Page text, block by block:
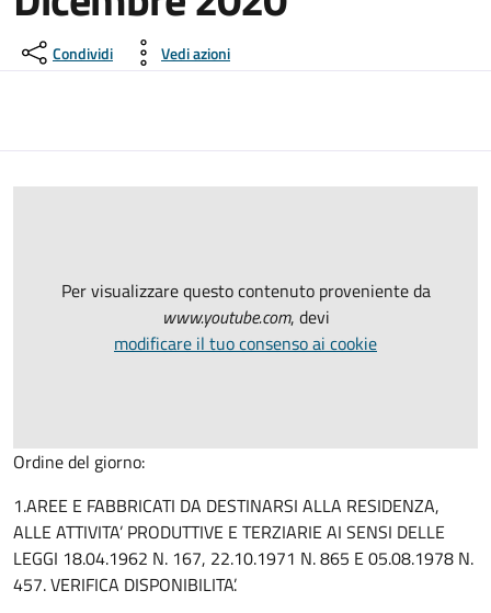
Condividi Vedi azioni
Per visualizzare questo contenuto proveniente da
www.youtube.com, devi
modificare il tuo consenso ai cookie
Ordine del giorno:
1.AREE E FABBRICATI DA DESTINARSI ALLA RESIDENZA,
ALLE ATTIVITA’ PRODUTTIVE E TERZIARIE AI SENSI DELLE
LEGGI 18.04.1962 N. 167, 22.10.1971 N. 865 E 05.08.1978 N.
457. VERIFICA DISPONIBILITA’.